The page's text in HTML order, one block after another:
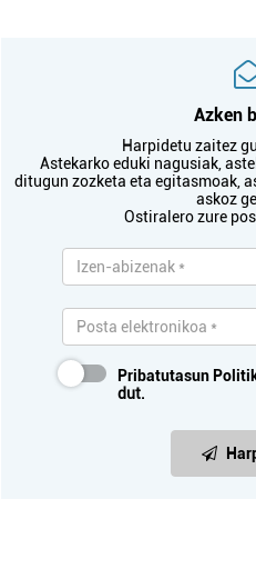
Azken
Harpidetu zaitez
Astekarko eduki nagusiak,
ditugun zozketa eta egitasmoak,
askoz
Ostiralero zure
Pribatutasun
dut.